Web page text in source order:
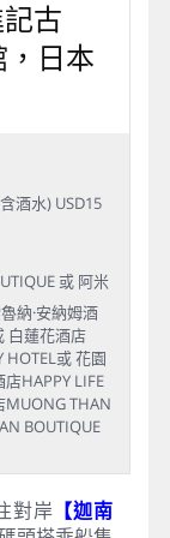
古
日本
酒水) USD15
或 阿米
納·安納姆酒
白蓮花酒店
HOTEL或 花園
HAPPY LIFE
MUONG THAN
BOUTIQUE
對岸 【迦南